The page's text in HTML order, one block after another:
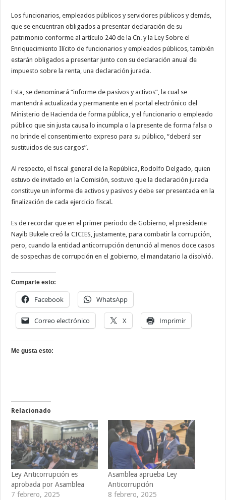
Los funcionarios, empleados públicos y servidores públicos y demás,
que se encuentran obligados a presentar declaración de su
patrimonio conforme al artículo 240 de la Cn. y la Ley Sobre el
Enriquecimiento Ilícito de funcionarios y empleados públicos, también
estarán obligados a presentar junto con su declaración anual de
impuesto sobre la renta, una declaración jurada.
Esta, se denominará “informe de pasivos y activos”, la cual se
mantendrá actualizada y permanente en el portal electrónico del
Ministerio de Hacienda de forma pública, y el funcionario o empleado
público que sin justa causa lo incumpla o la presente de forma falsa o
no brinde el consentimiento expreso para su público, “deberá ser
sustituidos de sus cargos”.
Al respecto, el fiscal general de la República, Rodolfo Delgado, quien
estuvo de invitado en la Comisión, sostuvo que la declaración jurada
constituye un informe de activos y pasivos y debe ser presentada en la
finalización de cada ejercicio fiscal.
Es de recordar que en el primer periodo de Gobierno, el presidente
Nayib Bukele creó la CICIES, justamente, para combatir la corrupción,
pero, cuando la entidad anticorrupción denunció al menos doce casos
de sospechas de corrupción en el gobierno, el mandatario la disolvió.
Comparte esto:
Facebook WhatsApp
Correo electrónico X Imprimir
Me gusta esto:
Relacionado
Ley Anticorrupción es
aprobada por Asamblea
7 febrero, 2025
Asamblea aprueba Ley
Anticorrupción
8 febrero, 2025